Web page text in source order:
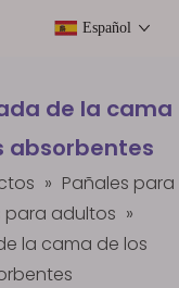
Español
de la cama
absorbentes
» Pañales para
para adultos »
la cama de los